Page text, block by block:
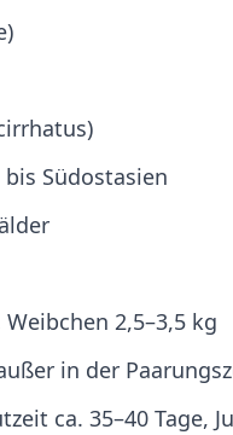
Südostasien
2,5–3,5 kg
in der
ca. 35–40 Tage,